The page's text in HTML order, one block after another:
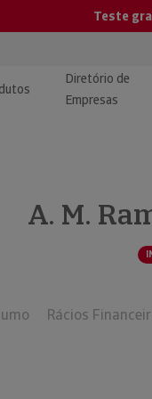
Teste
e
Diretório de
Empresas
| Estudos
A. M.
Rácios